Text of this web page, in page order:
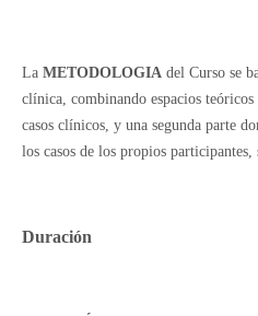
La METODOLOGIA del Curso se
clínica, combinando espacios
casos clínicos, y una segunda parte
los casos de los propios participantes,
Duración